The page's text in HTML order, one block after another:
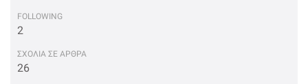
FOLLOWING
2
ΣΧΟΛΙΑ ΣΕ ΑΡΘΡΑ
26